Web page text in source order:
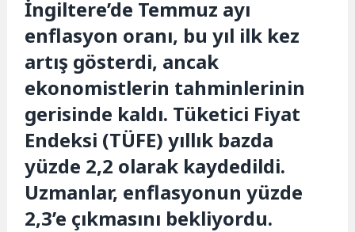
İngiltere’de Temmuz ayı
enflasyon oranı, bu yıl ilk kez
artış gösterdi, ancak
ekonomistlerin tahminlerinin
gerisinde kaldı. Tüketici Fiyat
Endeksi (TÜFE) yıllık bazda
yüzde 2,2 olarak kaydedildi.
Uzmanlar, enflasyonun yüzde
2,3’e çıkmasını bekliyordu.